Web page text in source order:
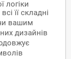
логіки
її складні
вашим
дизайнів